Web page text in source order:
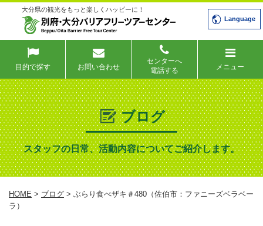
大分県の観光をもっと楽しくハッピーに！
Language
目的で探す お問い合わせ
センターへ
電話する
メニュー
ブログ
スタッフの日常、活動内容についてご紹介します。
HOME > ブログ > ぶらり食べザキ＃480（佐伯市：ファニーズベラベー
ラ）